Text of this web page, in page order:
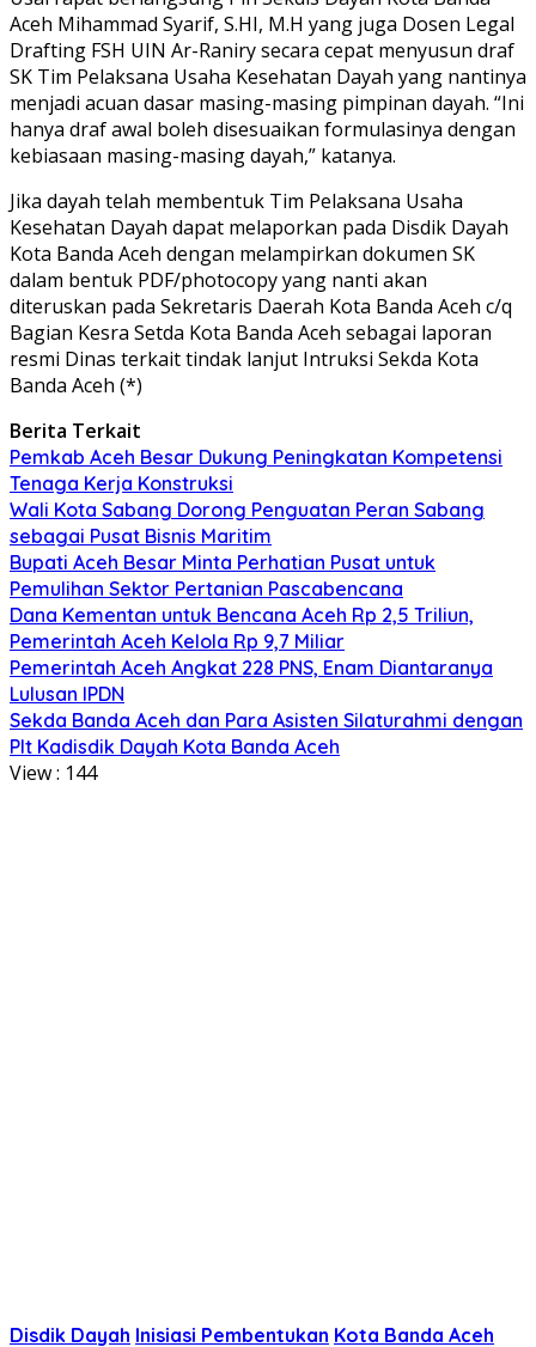
Aceh Mihammad Syarif, S.HI, M.H yang juga Dosen Legal
Drafting FSH UIN Ar-Raniry secara cepat menyusun draf
SK Tim Pelaksana Usaha Kesehatan Dayah yang nantinya
menjadi acuan dasar masing-masing pimpinan dayah. “Ini
hanya draf awal boleh disesuaikan formulasinya dengan
kebiasaan masing-masing dayah,” katanya.
Jika dayah telah membentuk Tim Pelaksana Usaha
Kesehatan Dayah dapat melaporkan pada Disdik Dayah
Kota Banda Aceh dengan melampirkan dokumen SK
dalam bentuk PDF/photocopy yang nanti akan
diteruskan pada Sekretaris Daerah Kota Banda Aceh c/q
Bagian Kesra Setda Kota Banda Aceh sebagai laporan
resmi Dinas terkait tindak lanjut Intruksi Sekda Kota
Banda Aceh (*)
Berita Terkait
Pemkab Aceh Besar Dukung Peningkatan Kompetensi
Tenaga Kerja Konstruksi
Wali Kota Sabang Dorong Penguatan Peran Sabang
sebagai Pusat Bisnis Maritim
Bupati Aceh Besar Minta Perhatian Pusat untuk
Pemulihan Sektor Pertanian Pascabencana
Dana Kementan untuk Bencana Aceh Rp 2,5 Triliun,
Pemerintah Aceh Kelola Rp 9,7 Miliar
Pemerintah Aceh Angkat 228 PNS, Enam Diantaranya
Lulusan IPDN
Sekda Banda Aceh dan Para Asisten Silaturahmi dengan
Plt Kadisdik Dayah Kota Banda Aceh
View : 144
Disdik Dayah Inisiasi Pembentukan Kota Banda Aceh